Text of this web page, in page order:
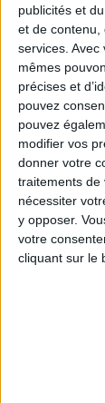
publicités et
et de contenu,
services. Avec
mêmes
précises et
pouvez
pouvez
modifier vos
donner votre
traitements de
nécessiter
y opposer.
votre
cliquant sur le